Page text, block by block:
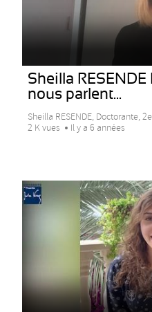
Sheilla
nous parlent...
Sheilla RESENDE, Doctorante,
2 K vues
Il y a 6 années